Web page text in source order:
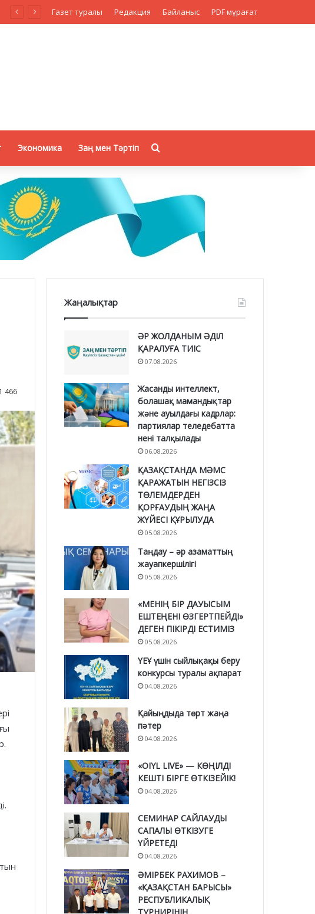
Газет туралы Редакция Байланыс PDF мұрағат
Экономика Заң мен Тәртіп
1 466
Жаңалықтар
ӘР ЖОЛДАНЫМ ӘДІЛ
ҚАРАЛУҒА ТИІС
07.08.2026
Жасанды интеллект,
болашақ мамандықтар
және ауылдағы кадрлар:
партиялар теледебатта
нені талқылады
06.08.2026
ҚАЗАҚСТАНДА МӘМС
ҚАРАЖАТЫН НЕГІЗСІЗ
ТӨЛЕМДЕРДЕН
ҚОРҒАУДЫҢ ЖАҢА
ЖҮЙЕСІ ҚҰРЫЛУДА
05.08.2026
Таңдау – әр азаматтың
жауапкершілігі
05.08.2026
«МЕНІҢ БІР ДАУЫСЫМ
ЕШТЕҢЕНІ ӨЗГЕРТПЕЙДІ»
ДЕГЕН ПІКІРДІ ЕСТИМІЗ
05.08.2026
ҮЕҰ үшін сыйлықақы беру
конкурсы туралы ақпарат
04.08.2026
Қайыңдыда төрт жаңа
пәтер
04.08.2026
«OIYL LIVE» — КӨҢІЛДІ
КЕШТІ БІРГЕ ӨТКІЗЕЙІК!
04.08.2026
СЕМИНАР САЙЛАУДЫ
САПАЛЫ ӨТКІЗУГЕ
ҮЙРЕТЕДІ
04.08.2026
ӘМІРБЕК РАХИМОВ –
«ҚАЗАҚСТАН БАРЫСЫ»
РЕСПУБЛИКАЛЫҚ